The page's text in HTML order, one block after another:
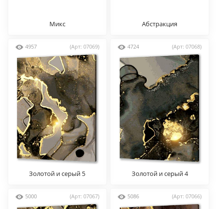
Микс Абстракция
4957 (Арт: 07069)
Золотой и серый 5
4724 (Арт: 07068)
Золотой и серый 4
5000 (Арт: 07067) 5086 (Арт: 07066)